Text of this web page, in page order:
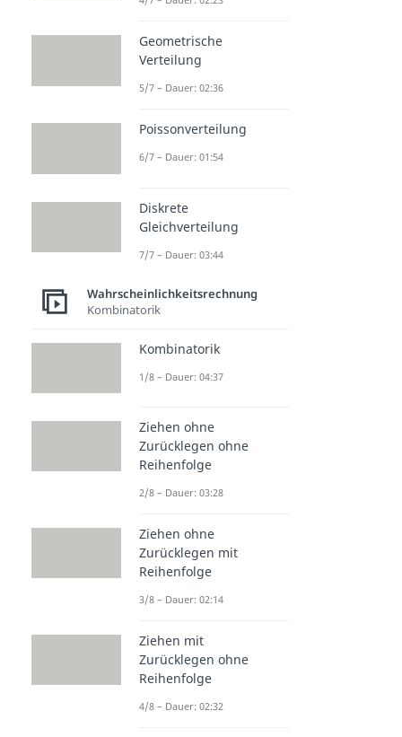
Geometrische
Verteilung
5/7 – Dauer: 02:36
Poissonverteilung
6/7 – Dauer: 01:54
Diskrete
Gleichverteilung
7/7 – Dauer: 03:44
Wahrscheinlichkeitsrechnung
Kombinatorik
Kombinatorik
1/8 – Dauer: 04:37
Ziehen ohne
Zurücklegen ohne
Reihenfolge
2/8 – Dauer: 03:28
Ziehen ohne
Zurücklegen mit
Reihenfolge
3/8 – Dauer: 02:14
Ziehen mit
Zurücklegen ohne
Reihenfolge
4/8 – Dauer: 02:32